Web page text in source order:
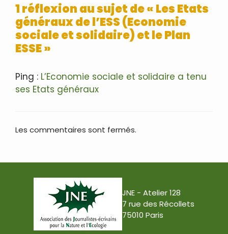
1 réflexion au sujet de « Les Etats
généraux de l’ESS (Economie
sociale et solidaire) et le Plan
ESSE »
Ping : L’Economie sociale et solidaire a tenu
ses Etats généraux
Les commentaires sont fermés.
JNE - Atelier 128
7 rue des Récollets
75010 Paris